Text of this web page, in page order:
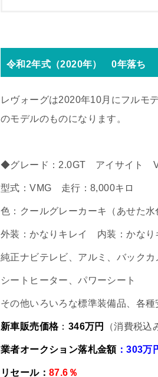
令和2年式（2020年） 0年落ち
レヴォーグは2020年10月にフルモ
のモデルのものになります。
◆グレード：2.0GT アイサイト V
型式：VMG 走行：8,000キロ
色：クールグレーカーキ（あせた水
外装：かなりキレイ 内装：かなり
純正ナビテレビ、アルミ、バックカ
シートヒーター、パワーシート
その他いろいろな標準装備品、各種
新車販売価格： 346万円 （消費税込
業者オークション落札金額：303万
リセール： 87.6％